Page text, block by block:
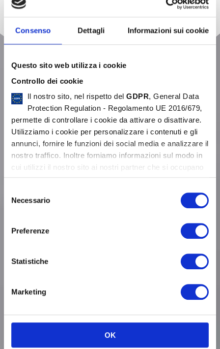
Consenso Dettagli Informazioni sui cookie
Questo sito web utilizza i cookie
Controllo dei cookie
Il nostro sito, nel rispetto del GDPR, General Data
Protection Regulation - Regolamento UE 2016/679,
permette di controllare i cookie da attivare o disattivare.
Utilizziamo i cookie per personalizzare i contenuti e gli
annunci, fornire le funzioni dei social media e analizzare il
nostro traffico. Inoltre forniamo informazioni sul modo in
cui utilizzi il nostro sito ai nostri partner che si occupano
potrebbero combinarle con altre informazioni che hai
fornito loro o che hanno raccolto in base al tuo utilizzo dei
delNecessario
Preferenze
Statistiche
Marketing
OK
SCANSIONE 3D DEL BATTISTRADA
misuratori di profondità manuali del battistrada